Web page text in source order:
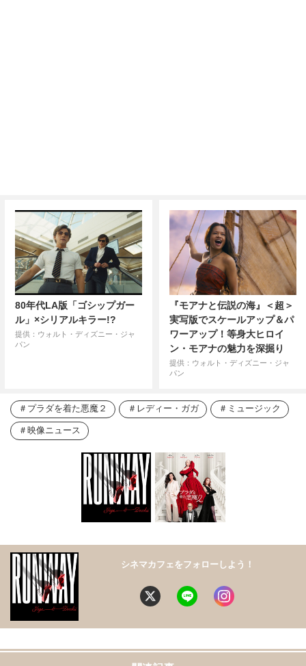
80年代LA版「ゴシップガー
ル」×シリアルキラー!?
提供：ウォルト・ディズニー・ジャ
パン
『モアナと伝説の海』＜超＞
実写版でスケールアップ＆パ
ワーアップ！等身大ヒロイ
ン・モアナの魅力を深掘り
提供：ウォルト・ディズニー・ジャ
パン
プラダを着た悪魔２ レディー・ガガ ミュージック
映像ニュース
シネマカフェをフォローしよう！